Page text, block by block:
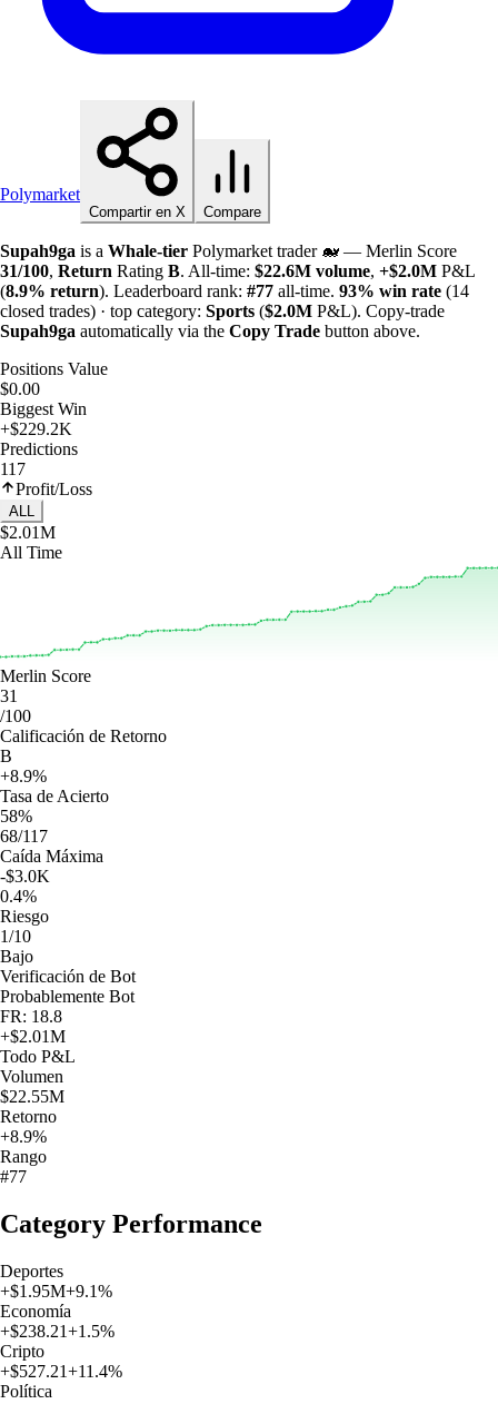
Polymarket
Compartir en X Compare
Supah9ga is a Whale-tier Polymarket trader 🐋 — Merlin Score
31/100, Return Rating B. All-time: $22.6M volume, +$2.0M P&L
(8.9% return). Leaderboard rank: #77 all-time. 93% win rate (14
closed trades) · top category: Sports ($2.0M P&L). Copy-trade
Supah9ga automatically via the Copy Trade button above.
Positions Value
$0.00
Biggest Win
+$229.2K
Predictions
117
Profit/Loss
ALL
$2.01M
All Time
Merlin Score
31
/100
Calificación de Retorno
B
+8.9%
Tasa de Acierto
58%
68/117
Caída Máxima
-$3.0K
0.4%
Riesgo
1/10
Bajo
Verificación de Bot
Probablemente Bot
FR: 18.8
+$2.01M
Todo P&L
Volumen
$22.55M
Retorno
+8.9%
Rango
#77
Category Performance
Deportes
+$1.95M+9.1%
Economía
+$238.21+1.5%
Cripto
+$527.21+11.4%
Política